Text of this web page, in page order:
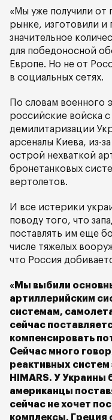
«Мы уже получили от
рынке, изготовили и
значительное
для победоносной
Европе. Но не от
в социальных сетях.
По словам военного
российские войска
демилитаризации
арсеналы Киева, из-
острой нехваткой
бронетанковых
вертолетов.
И все истерики
поводу того, что
поставлять им еще
числе тяжелых
что Россия
«Мы выбили
артиллерийским
системам,
сейчас
компенсировать
Сейчас много
реактивных систем
HIMARS. У
американцы
сейчас не хочет
комплексы. Греция